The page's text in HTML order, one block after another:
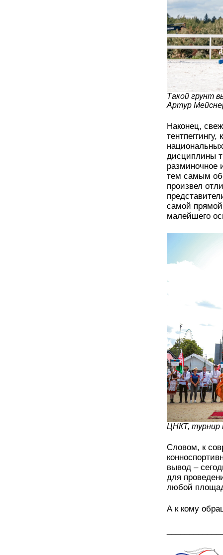
Такой грунт
Артур
Наконец,
дисциплины
разминочное
тем самым
произвел
самой
малейшего
ЦНКТ, турнир
Словом, к
вывод –
для
любой
А к кому